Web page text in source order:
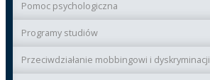
Pomoc psychologiczna
Programy studiów
Przeciwdziałanie mobbingowi i dyskryminacji